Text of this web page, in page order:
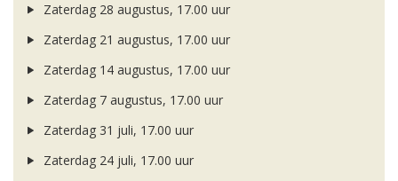
Zaterdag 28 augustus, 17.00 uur
Zaterdag 21 augustus, 17.00 uur
Zaterdag 14 augustus, 17.00 uur
Zaterdag 7 augustus, 17.00 uur
Zaterdag 31 juli, 17.00 uur
Zaterdag 24 juli, 17.00 uur